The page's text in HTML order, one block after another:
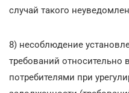
случай такого
8) несоблюдение
требований относительно
потребителями при